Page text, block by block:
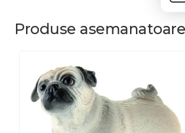
Produse asemanatoare